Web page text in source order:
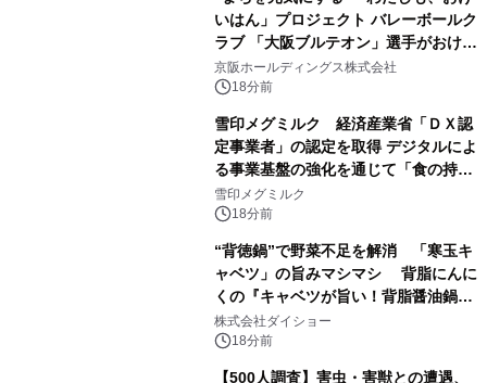
いはん」プロジェクト バレーボールク
ラブ 「大阪ブルテオン」選手がおけい
はんに。
京阪ホールディングス株式会社
18分前
雪印メグミルク 経済産業省「ＤＸ認
定事業者」の認定を取得 デジタルによ
る事業基盤の強化を通じて「食の持続
性」を実現
雪印メグミルク
18分前
“背徳鍋”で野菜不足を解消 「寒玉キ
ャベツ」の旨みマシマシ 背脂にんに
くの『キャベツが旨い！背脂醤油鍋ス
ープ』発売
株式会社ダイショー
18分前
【500人調査】害虫・害獣との遭遇、